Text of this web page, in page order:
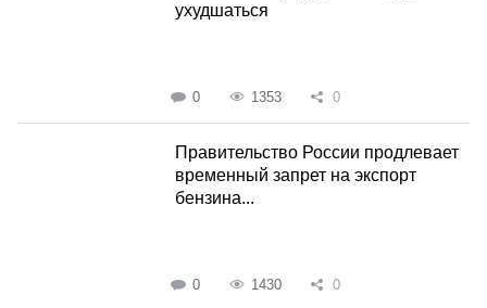
ухудшаться
0 1353 0
Правительство России продлевает
временный запрет на экспорт
бензина...
0 1430 0